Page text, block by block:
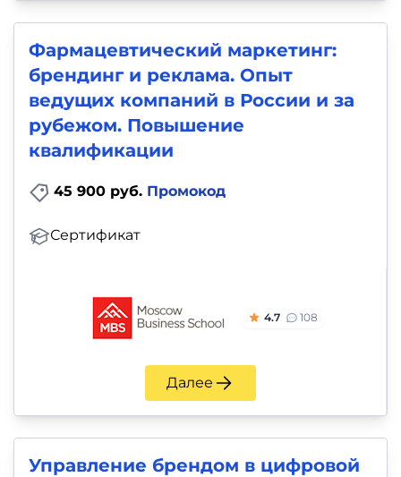
Фармацевтический маркетинг:
брендинг и реклама. Опыт
ведущих компаний в России и за
рубежом. Повышение
квалификации
45 900 руб. Промокод
Сертификат
4.7 108
Далее
Управление брендом в цифровой